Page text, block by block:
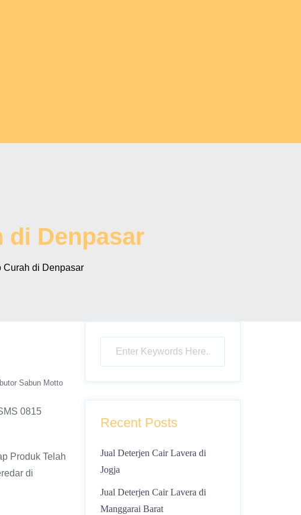
di Denpasar
di Denpasar
Sabun Motto
0815
Produk Telah
di
Recent Posts
Jual Deterjen Cair Lavera di
Jogja
Jual Deterjen Cair Lavera di
Manggarai Barat